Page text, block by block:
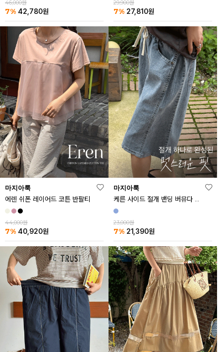
46,000원
7% 42,780원
29,900원
7% 27,810원
마지아룩
에렌 쉬폰 레이어드 코튼 반팔티
44,000원
7% 40,920원
마지아룩
케른 사이드 절개 밴딩 버뮤다 데님 반바지
23,000원
7% 21,390원